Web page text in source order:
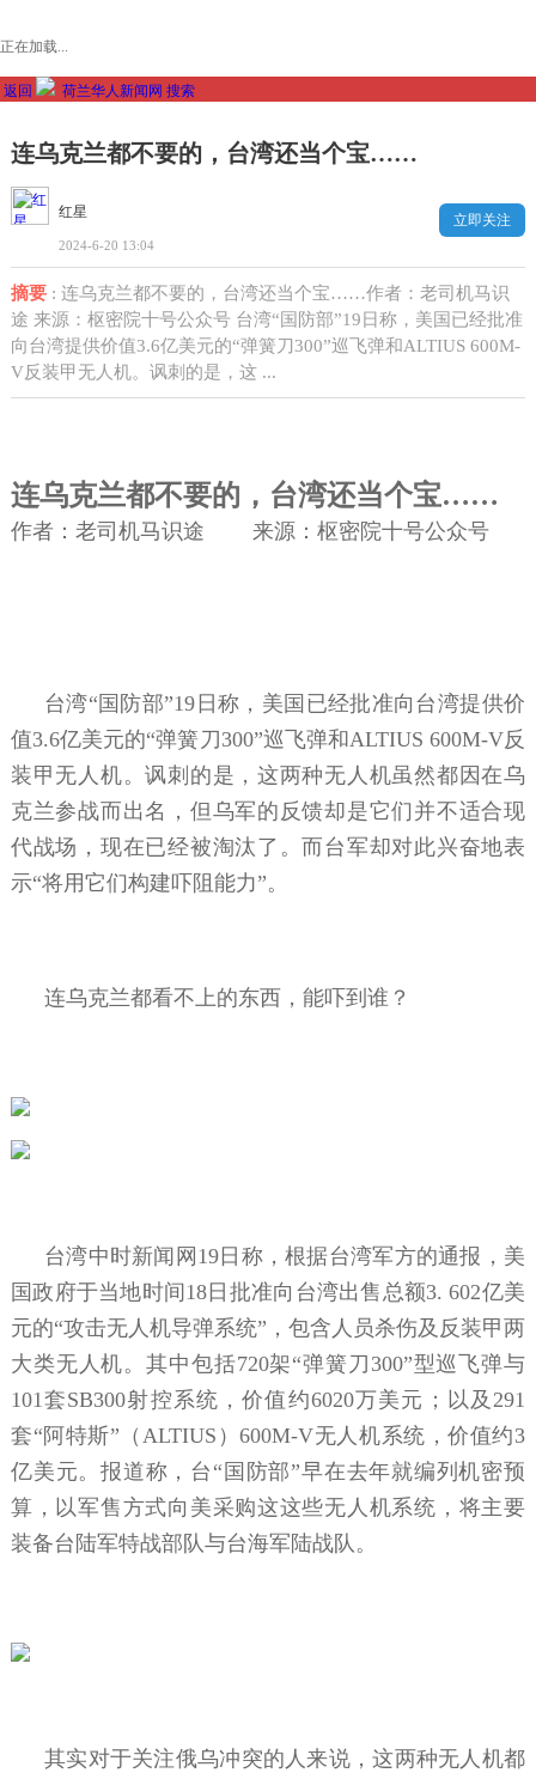
正在加载...
返回 荷兰华人新闻网 搜索
连乌克兰都不要的，台湾还当个宝……
红星
2024-6-20 13:04
立即关注
摘要: 连乌克兰都不要的，台湾还当个宝……作者：老司机马识
途 来源：枢密院十号公众号 台湾“国防部”19日称，美国已经批准
向台湾提供价值3.6亿美元的“弹簧刀300”巡飞弹和ALTIUS 600M-
V反装甲无人机。讽刺的是，这 ...
连乌克兰都不要的，台湾还当个宝……
作者：老司机马识途 来源：枢密院十号公众号
台湾“国防部”19日称，美国已经批准向台湾提供价
值3.6亿美元的“弹簧刀300”巡飞弹和ALTIUS 600M-V反
装甲无人机。讽刺的是，这两种无人机虽然都因在乌
克兰参战而出名，但乌军的反馈却是它们并不适合现
代战场，现在已经被淘汰了。而台军却对此兴奋地表
示“将用它们构建吓阻能力”。
连乌克兰都看不上的东西，能吓到谁？
台湾中时新闻网19日称，根据台湾军方的通报，美
国政府于当地时间18日批准向台湾出售总额3. 602亿美
元的“攻击无人机导弹系统”，包含人员杀伤及反装甲两
大类无人机。其中包括720架“弹簧刀300”型巡飞弹与
101套SB300射控系统，价值约6020万美元；以及291
套“阿特斯”（ALTIUS）600M-V无人机系统，价值约3
亿美元。报道称，台“国防部”早在去年就编列机密预
算，以军售方式向美采购这这些无人机系统，将主要
装备台陆军特战部队与台海军陆战队。
其实对于关注俄乌冲突的人来说，这两种无人机都